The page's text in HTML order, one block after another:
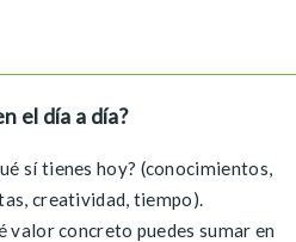
el día a día?
sí tienes hoy? (conocimientos,
creatividad, tiempo).
valor concreto puedes sumar en